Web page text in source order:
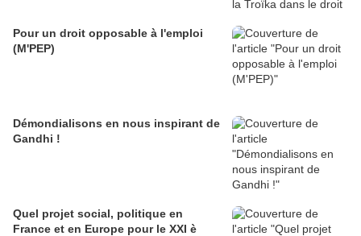
Pour un droit opposable à l'emploi
(M'PEP)
Démondialisons en nous inspirant de
Gandhi !
Quel projet social, politique en
France et en Europe pour le XXI è